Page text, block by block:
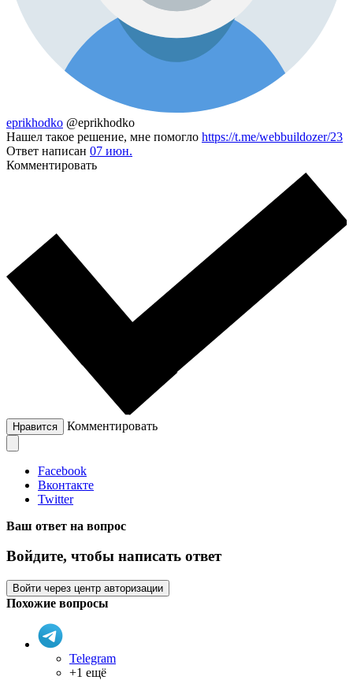
eprikhodko @eprikhodko
Нашел такое решение, мне помогло https://t.me/webbuildozer/23
Ответ написан 07 июн.
Комментировать
Нравится Комментировать
Facebook
Вконтакте
Twitter
Ваш ответ на вопрос
Войдите, чтобы написать ответ
Войти через центр авторизации
Похожие вопросы
Telegram
+1 ещё